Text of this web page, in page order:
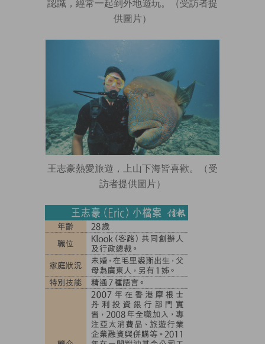
認識，經常一起到外地遊玩。（受訪者提
供圖片）
王志豪熱愛旅遊，上山下海皆喜歡。（受
訪者提供圖片）